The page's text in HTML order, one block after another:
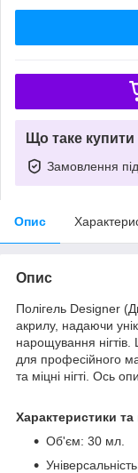
Що таке
Замовлення
Опис
Опис
Полігель Designer
акрилу, надаючи
нарощування
для професійного
та міцні нігті. Ось
Характеристики та
Об'єм: 30 мл.